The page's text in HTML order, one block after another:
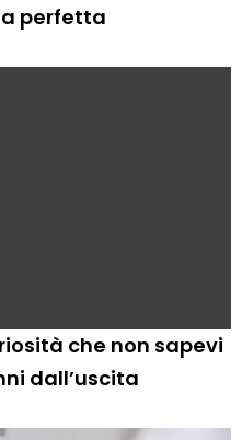
perfetta
che non sapevi
dall’uscita